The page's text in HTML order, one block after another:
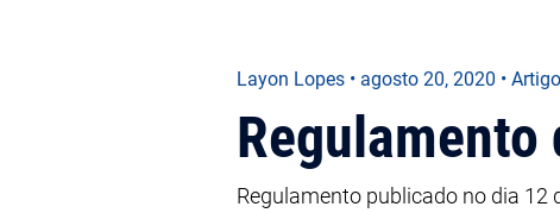
Layon Lopes • agosto 20, 2020 •
Regulamento
Regulamento publicado no dia 12